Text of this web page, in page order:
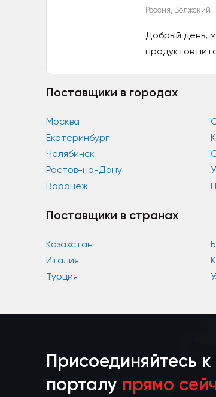
Россия, Волжский
Добрый день,
продуктов
Поставщики в городах
Москва
Екатеринбург
Челябинск
Ростов-на-Дону
Воронеж
Поставщики в странах
Казахстан
Италия
Турция
Присоединяйтесь
порталу прямо